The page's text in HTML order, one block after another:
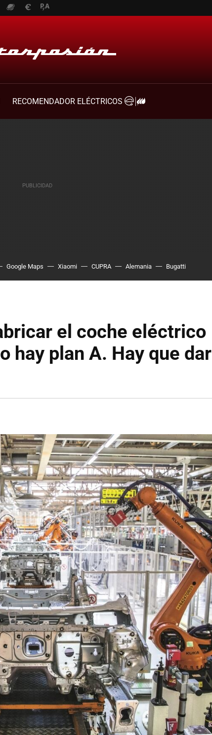
RECOMENDADOR ELÉCTRICOS
Google Maps Xiaomi CUPRA Alemania Bugatti
el coche eléctrico
hay plan A. Hay que dar